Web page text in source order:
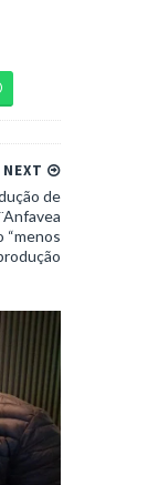
NEXT
de
“menos